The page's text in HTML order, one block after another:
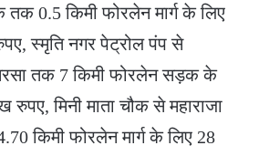
0.5 किमी फोरलेन मार्ग के लिए
स्मृति नगर पेट्रोल पंप से
तक 7 किमी फोरलेन सड़क के
मिनी माता चौक से महाराजा
किमी फोरलेन मार्ग के लिए 28